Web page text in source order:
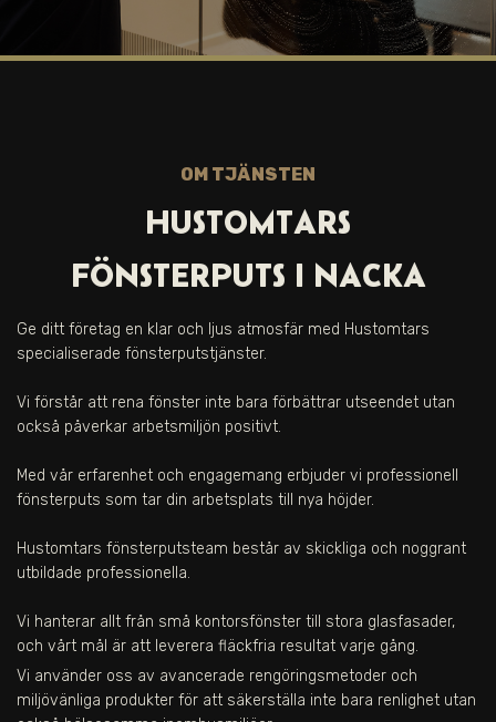
OM TJÄNSTEN
HUSTOMTARS
FÖNSTERPUTS I NACKA
Ge ditt företag en klar och ljus atmosfär med Hustomtars
specialiserade fönsterputstjänster.
Vi förstår att rena fönster inte bara förbättrar utseendet utan
också påverkar arbetsmiljön positivt.
Med vår erfarenhet och engagemang erbjuder vi professionell
fönsterputs som tar din arbetsplats till nya höjder.
Hustomtars fönsterputsteam består av skickliga och noggrant
utbildade professionella.
Vi hanterar allt från små kontorsfönster till stora glasfasader,
och vårt mål är att leverera fläckfria resultat varje gång.
Vi använder oss av avancerade rengöringsmetoder och
miljövänliga produkter för att säkerställa inte bara renlighet utan